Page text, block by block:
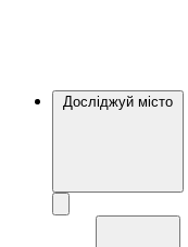
Досліджуй місто